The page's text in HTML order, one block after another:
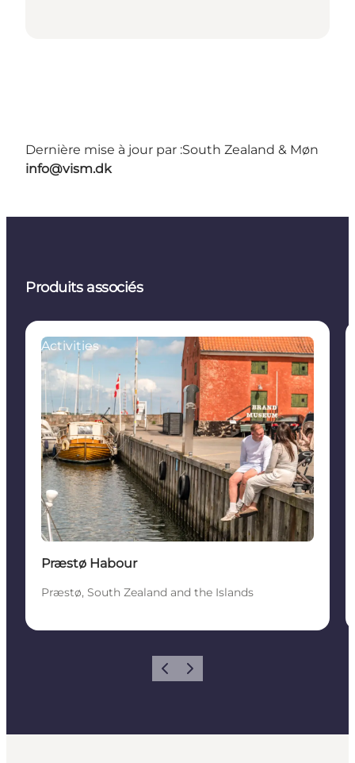
Dernière mise à jour par :South Zealand & Møn
info@vism.dk
Produits associés
Activities
Præstø Habour
Præstø, South Zealand and the Islands
PrécédentSuivant